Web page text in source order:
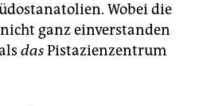
Wobei die
ganz einverstanden
dasPistazienzentrum